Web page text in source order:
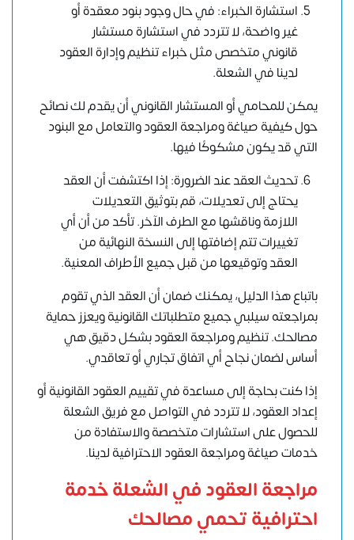
استشارة الخبراء: في حال وجود بنود معقدة أو
غير واضحة، لا تتردد في استشارة مستشار
قانوني متخصص مثل خبراء تنظيم وإدارة العقود
لدينا في الشعلة.
يمكن للمحامي أو المستشار القانوني أن يقدم لك نصائح
حول كيفية صياغة ومراجعة العقود والتعامل مع البنود
التي قد يكون مشكوكًا فيها.
تحديث العقد عند الضرورة: إذا اكتشفت أن العقد
يحتاج إلى تعديلات، قم بتوثيق التعديلات
اللازمة وناقشها مع الطرف الآخر. تأكد من أن أي
تغييرات تتم إضافتها إلى النسخة النهائية من
العقد وتوقيعها من قبل جميع الأطراف المعنية.
باتباع هذا الدليل، يمكنك ضمان أن العقد الذي تقوم
بمراجعته سيلبي جميع متطلباتك القانونية ويعزز حماية
مصالحك. تنظيم ومراجعة العقود بشكل دقيق هي
أساس لضمان نجاح أي اتفاق تجاري أو تعاقدي.
إذا كنت بحاجة إلى مساعدة في تقييم العقود القانونية أو
إعداد العقود، لا تتردد في التواصل مع فريق الشعلة
للحصول على استشارات متخصصة والاستفادة من
خدمات صياغة ومراجعة العقود الاحترافية لدينا.
مراجعة العقود في الشعلة خدمة
احترافية تحمي مصالحك